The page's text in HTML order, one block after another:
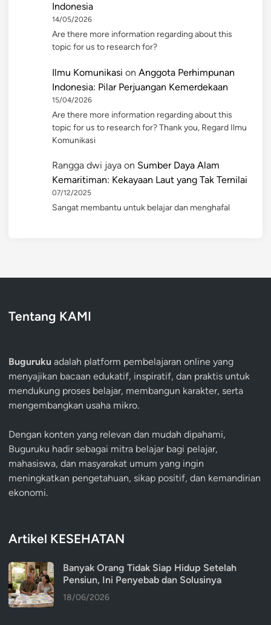
Indonesia
14/05/2026
Are there more information regarding about this
topic for us to research for?
Ilmu Komunikasi on Anggota Perhimpunan
Indonesia: Pilar Perjuangan Kemerdekaan
15/04/2026
Are there more information regarding about this
topic for us to research for? Thank you, Regard Ilmu
Komunikasi
Rangga dwi jaya on Sumber Daya Alam
Kemaritiman: Kekayaan Laut yang Tak Ternilai
07/12/2025
Sangat membantu untuk belajar dan menghafal
Tentang KAMI
Buguruku adalah platform pembelajaran online yang
menyajikan bacaan edukatif, inspiratif, dan praktis untuk
mendukung proses belajar, membangun karakter, serta
mengembangkan usaha mikro.
Dengan konten yang relevan dan mudah dipahami,
Buguruku hadir sebagai mitra belajar bagi pelajar,
mahasiswa, dan masyarakat umum yang ingin
meningkatkan pengetahuan, sikap positif, dan kemandirian
ekonomi.
Artikel KESEHATAN
Banyak Orang Tidak Siap Hidup Setelah
Pensiun, Ini Penyebab dan Solusinya
18/06/2026